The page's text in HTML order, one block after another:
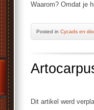
Waarom? Omdat je
Posted in Cycads en
Dit artikel werd